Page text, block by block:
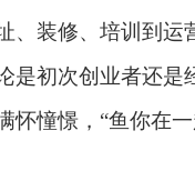
、装修、培训到运
是初次创业者还是
怀憧憬，“鱼你在